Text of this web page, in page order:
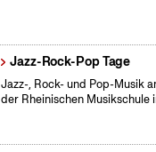
Jazz-Rock-Pop Tage
Jazz-, Rock- und Pop-Musik
der Rheinischen Musikschule